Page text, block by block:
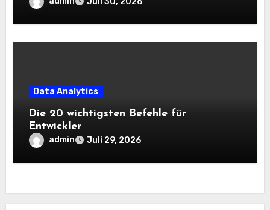
Data Analytics
Die 20 wichtigsten Befehle für
Entwickler
admin Juli 29, 2026